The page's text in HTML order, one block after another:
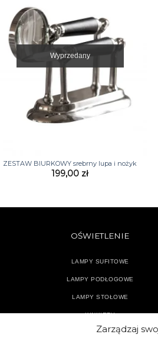
Zarządzaj
Wyprzedany
ZESTAW BIURKOWY srebrny lupa i nożyk
199,00 zł
OŚWIETLENIE
LAMPY SUFITOWE
LAMPY PODŁOGOWE
LAMPY STOŁOWE
KINKIETY